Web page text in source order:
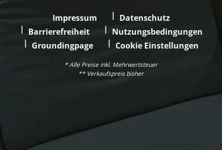
Impressum
Datenschutz
Barrierefreiheit
Nutzungsbedingungen
Groundingpage
Cookie Einstellungen
* Alle Preise inkl. Mehrwertsteuer
** Verkaufspreis bisher